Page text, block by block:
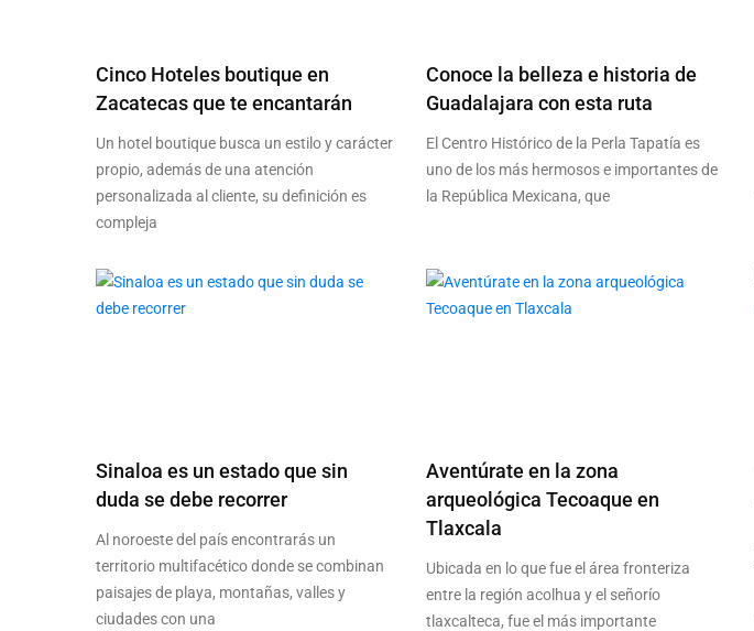
Cinco Hoteles boutique en
Zacatecas que te encantarán
Un hotel boutique busca un estilo y carácter
propio, además de una atención
personalizada al cliente, su definición es
compleja
Conoce la belleza e historia de
Guadalajara con esta ruta
El Centro Histórico de la Perla Tapatía es
uno de los más hermosos e importantes de
la República Mexicana, que
Sinaloa es un estado que sin
duda se debe recorrer
Al noroeste del país encontrarás un
territorio multifacético donde se combinan
paisajes de playa, montañas, valles y
ciudades con una
Aventúrate en la zona
arqueológica Tecoaque en
Tlaxcala
Ubicada en lo que fue el área fronteriza
entre la región acolhua y el señorío
tlaxcalteca, fue el más importante